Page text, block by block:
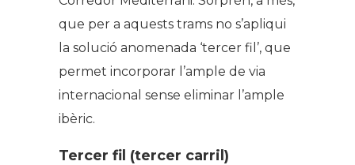
que per a aquests trams no s’apliqui
la solució anomenada ‘tercer fil’, que
permet incorporar l’ample de via
internacional sense eliminar l’ample
ibèric.
Tercer fil (tercer carril)